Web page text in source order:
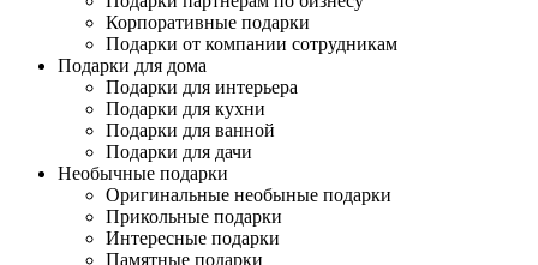
Корпоративные подарки
Подарки от компании сотрудникам
Подарки для дома
Подарки для интерьера
Подарки для кухни
Подарки для ванной
Подарки для дачи
Необычные подарки
Оригинальные необыные подарки
Прикольные подарки
Интересные подарки
Памятные подарки